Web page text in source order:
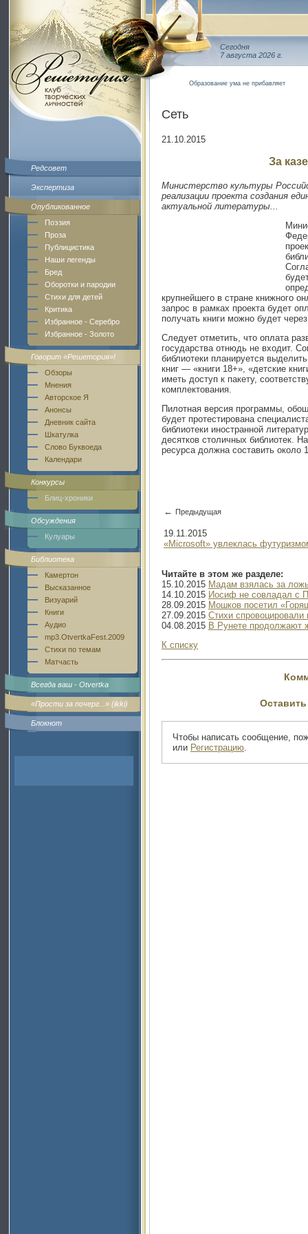
Редсовет
Экспертиза
Опубликованное
Поэзия
Проза
Публицистика
Наши легенды
Бред
Оборотки и пародии
Стихи для детей
Критика
Избранное - Серебро
Избранное - Золото
Говорит «Решетория»!
Обзоры
Мнения
Авторское Я
Анонсы
Дневник сайта
Шкатулка
Слово Буквоеда
Календари
Конкурсы
Блиц-хроники
Обсуждения
Кулуары
Библиотека
Камертон
Высказанное
Визуарий
Книги
Аудио
mp3.OtvertkaFest.2009
Стихи по темам
Матчасть
Всегда ваш - Otvertka
«Прости за почерг...» (ikki)
Блокнот
Сегодня
7 августа 2026 г.
Образование ума не прибавляет
Сеть
21.10.2015
За
Министерство культуры
реализации проекта создания
актуальной литературы...
крупнейшего в стране книжного
запрос в рамках проекта будет
получать книги можно будет
Следует отметить, что оплата
государства отнюдь не входит.
библиотеки планируется
книг — «книги 18+», «детские
иметь доступ к пакету,
комплектования.
Пилотная версия программы,
будет протестирована
библиотеки иностранной
десятков столичных библиотек.
ресурса должна составить около
← Предыдущая
19.11.2015
«Microsoft» увлеклась
Читайте в этом же разделе:
15.10.2015 Мадам взялась за
14.10.2015 Иосиф не совладал с
28.09.2015 Мошков посетил
27.09.2015 Стихи спровоцировали
04.08.2015 В Рунете продолжают
К списку
Чтобы написать сообщение,
или Регистрацию